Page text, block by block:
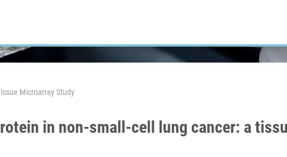
Microarray Study
in non-small-cell lung cancer: a